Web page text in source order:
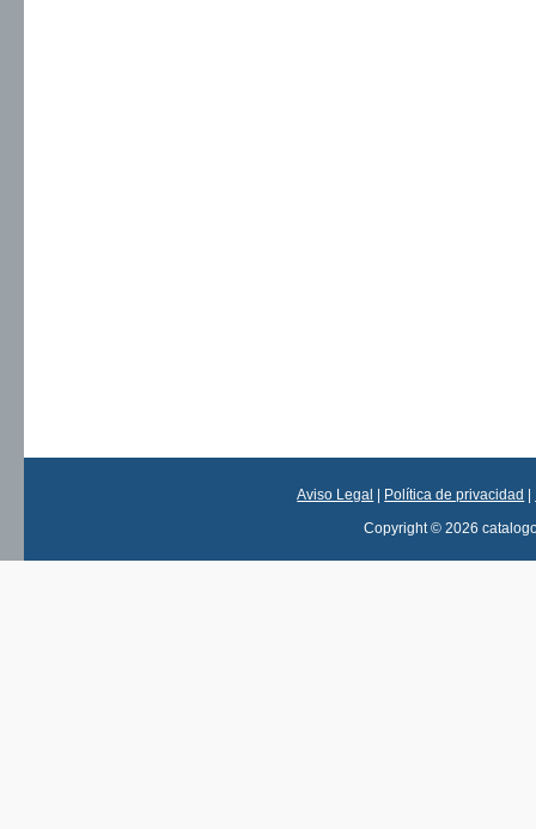
Aviso Legal Política de privacidad
Copyright © 2026